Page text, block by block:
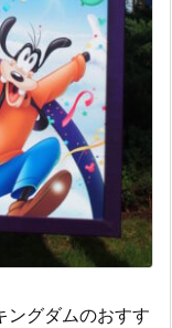
ングダムのおすす